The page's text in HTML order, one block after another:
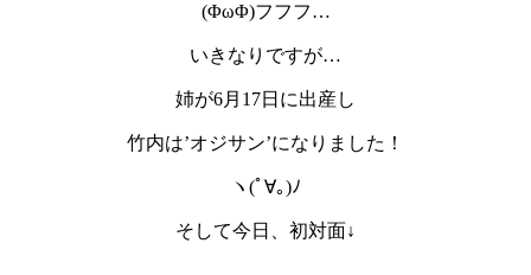
(ΦωΦ)フフフ…
いきなりですが…
姉が6月17日に出産し
竹内は’オジサン’になりました！
ヽ(ﾟ∀｡)ﾉ
そして今日、初対面↓